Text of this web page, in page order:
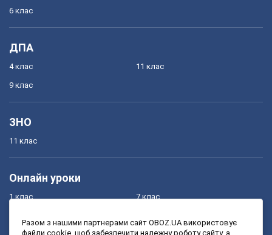
6 клас
ДПА
4 клас
9 клас
11 клас
ЗНО
11 клас
Онлайн уроки
1 клас 7 клас
Разом з нашими партнерами сайт OBOZ.UA використовує
файли cookie, щоб забезпечити належну роботу сайту, а